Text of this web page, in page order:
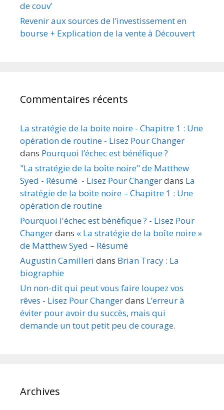
de couv’
Revenir aux sources de l’investissement en
bourse + Explication de la vente à Découvert
Commentaires récents
La stratégie de la boite noire - Chapitre 1 : Une
opération de routine - Lisez Pour Changer
dans Pourquoi l’échec est bénéfique ?
"La stratégie de la boîte noire" de Matthew
Syed - Résumé - Lisez Pour Changerdans La
stratégie de la boite noire – Chapitre 1 : Une
opération de routine
Pourquoi l'échec est bénéfique ? - Lisez Pour
Changerdans « La stratégie de la boîte noire »
de Matthew Syed – Résumé
Augustin Camilleri dans Brian Tracy : La
biographie
Un non-dit qui peut vous faire loupez vos
rêves - Lisez Pour Changerdans L’erreur à
éviter pour avoir du succès, mais qui
demande un tout petit peu de courage.
Archives